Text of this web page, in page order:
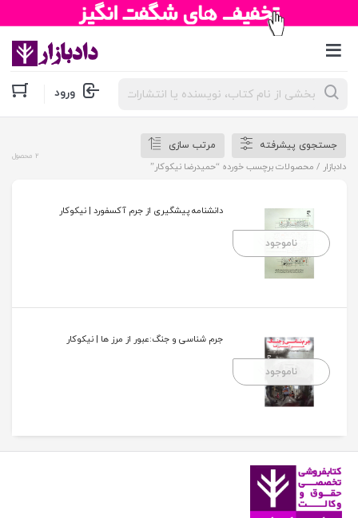
جستجوی
محصولات ورود
جستجوی پیشرفته
مرتب سازی
دادبازار / محصولات برچسب خورده “حمیدرضا نیکوکار”
2 محصول
ناموجود
دانشنامه پیشگیری از جرم آکسفورد | نیکوکار
ناموجود
جرم شناسی و جنگ:عبور از مرز ها | نیکوکار